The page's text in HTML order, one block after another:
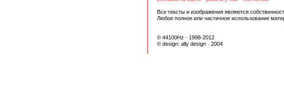
Все тексты и изображения являются
Любое полное или частичное использование
© 44100Hz · 1998-2012
© design: ally design · 2004